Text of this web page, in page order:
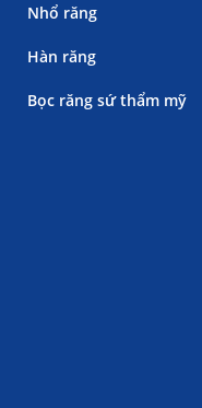
Nhổ răng
Hàn răng
Bọc răng sứ thẩm mỹ